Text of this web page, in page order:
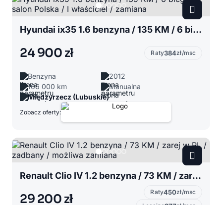
Hyundai ix35 1.6 benzyna / 135 KM / 6 biegów/ salon Polska / I właściciel / zamiana
24 900 zł Raty384zł/msc
Benzyna
2012
166 000 km
Manualna
Międzyrzecz (Lubuskie)
Zobacz oferty:
Renault Clio IV 1.2 benzyna / 73 KM / zarej w PL / zadbany / możliwa zamiana
29 200 zł Raty450zł/msc